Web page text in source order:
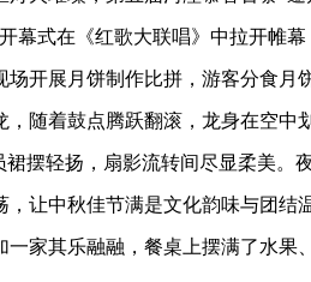
幕式在《红歌大联唱》中拉开帷
开展月饼制作比拼，游客分食月
着鼓点腾跃翻滚，龙身在空中
摆轻扬，扇影流转间尽显柔美。
让中秋佳节满是文化韵味与团结
其乐融融，餐桌上摆满了水果